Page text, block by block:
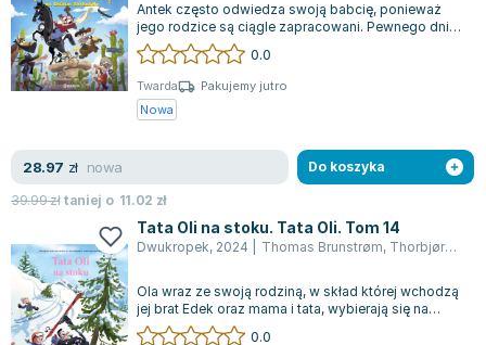
Antek często odwiedza swoją babcię, ponieważ
jego rodzice są ciągle zapracowani. Pewnego dnia,
podczas wspólnej gry w chińczyka, b...
0.0
Twarda
Pakujemy jutro
Nowa
28.97 zł nowa
39.99złtaniej o 11.02 zł
Do koszyka
Tata Oli na stoku. Tata Oli. Tom 14
Dwukropek, 2024 Thomas Brunstrøm, Thorbjørn Christoffersen
Ola wraz ze swoją rodziną, w skład której wchodzą
jej brat Edek oraz mama i tata, wybierają się na
narciarską wyprawę do Norwegii....
0.0